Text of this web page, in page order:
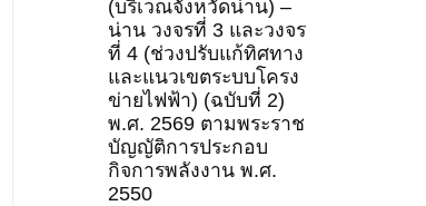
และ
การ
ได้
มา
ซึ่ง
อสังหาริมทรัพย์
(ฉบับ
ที่
2)
(บริเวณจังหวัดน่าน) –
น่าน วงจรที่ 3 และวงจร
ที่ 4 (ช่วงปรับแก้ทิศทาง
และแนวเขตระบบโครง
ข่ายไฟฟ้า) (ฉบับที่ 2)
พ.ศ. 2569 ตามพระราช
บัญญัติการประกอบ
กิจการพลังงาน พ.ศ.
2550